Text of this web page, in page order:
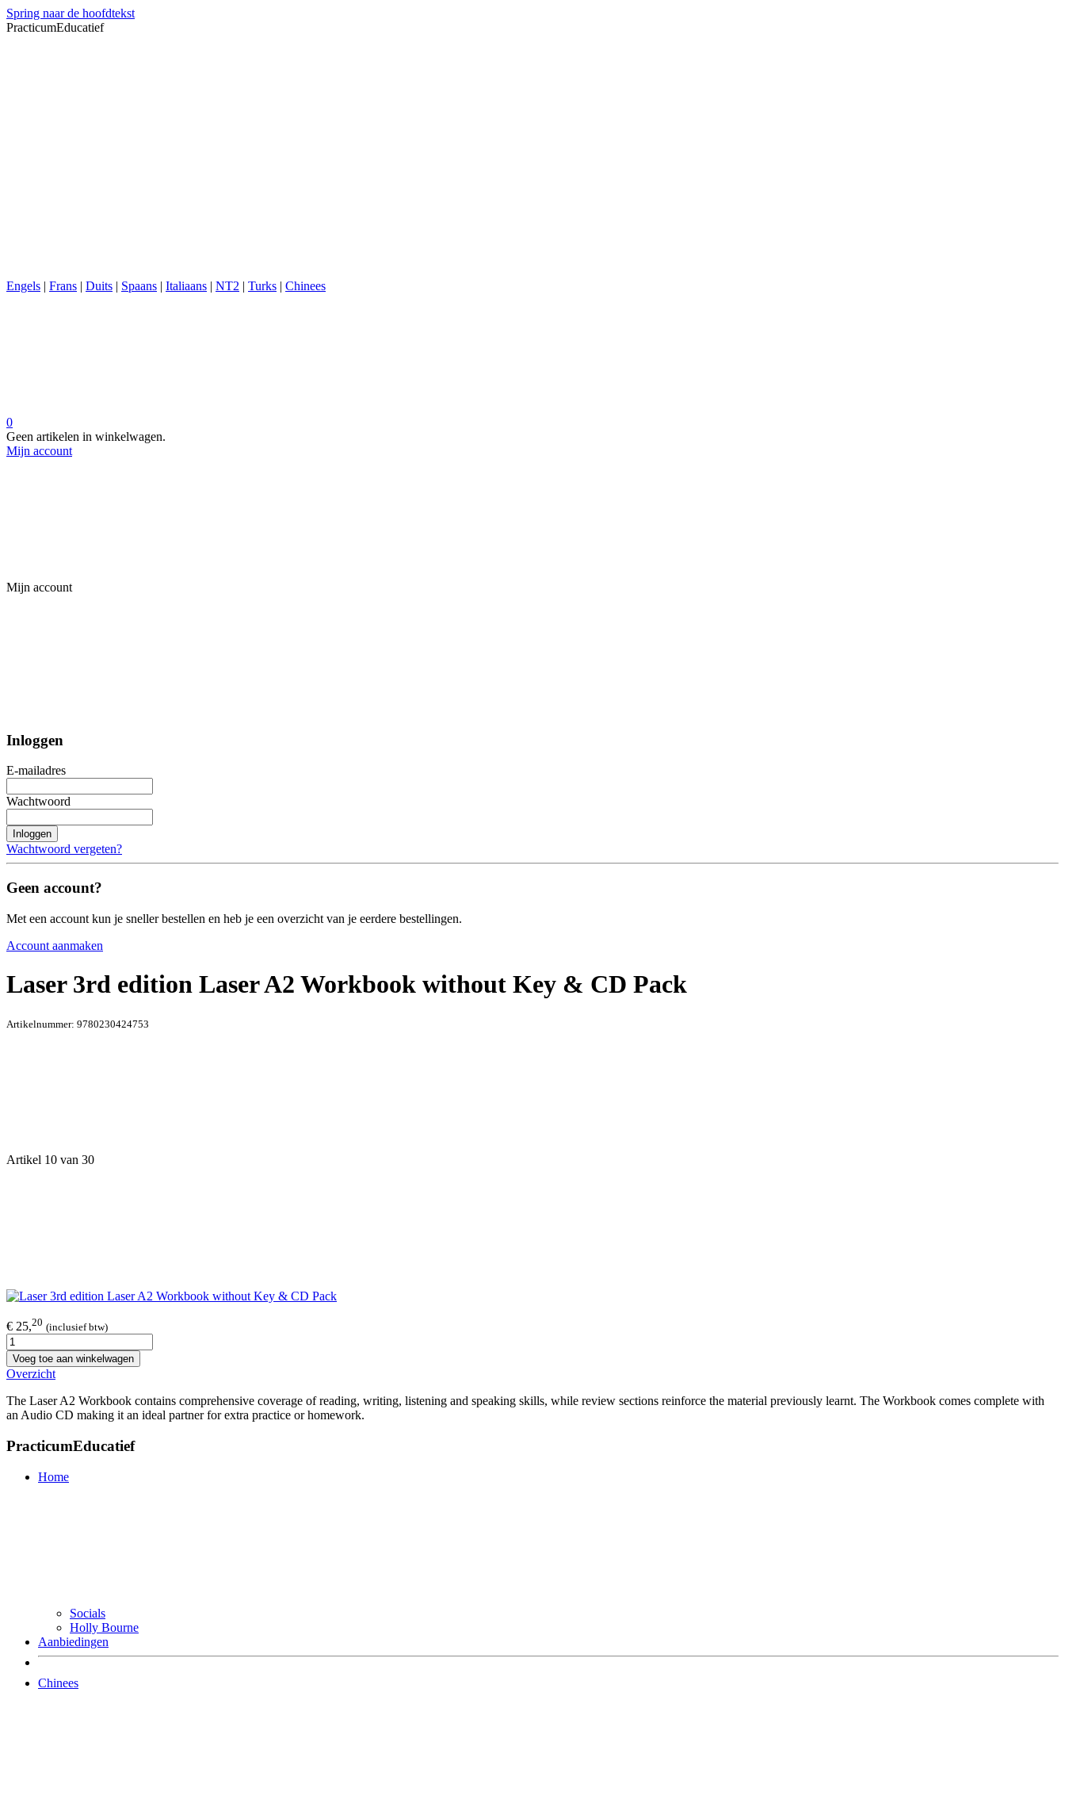
Spring naar de hoofdtekst
PracticumEducatief
Engels | Frans | Duits | Spaans | Italiaans | NT2 | Turks | Chinees
0
Geen artikelen in winkelwagen.
Mijn account
Mijn account
Inloggen
E-mailadres
Wachtwoord
Inloggen
Wachtwoord vergeten?
Geen account?
Met een account kun je sneller bestellen en heb je een overzicht van je eerdere bestellingen.
Account aanmaken
Laser 3rd edition Laser A2 Workbook without Key & CD Pack
Artikelnummer: 9780230424753
Artikel 10 van 30
€ 25,20 (inclusief btw)
Voeg toe aan winkelwagen
Overzicht
The Laser A2 Workbook contains comprehensive coverage of reading, writing, listening and speaking skills, while review sections reinforce the material previously learnt. The Workbook comes complete with
an Audio CD making it an ideal partner for extra practice or homework.
PracticumEducatief
Home
Socials
Holly Bourne
Aanbiedingen
Chinees